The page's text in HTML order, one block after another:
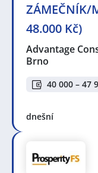
ZÁMEČNÍK/
48.000 Kč)
Advantage
Brno
40 000 – 47
dnešní